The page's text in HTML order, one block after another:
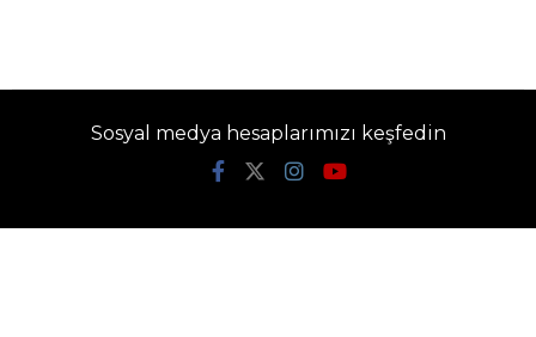
Sosyal medya hesaplarımızı keşfedin